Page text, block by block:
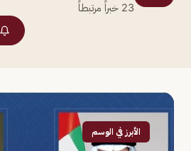
23 خبراً مرتبطاً
الأبرز في الوسم